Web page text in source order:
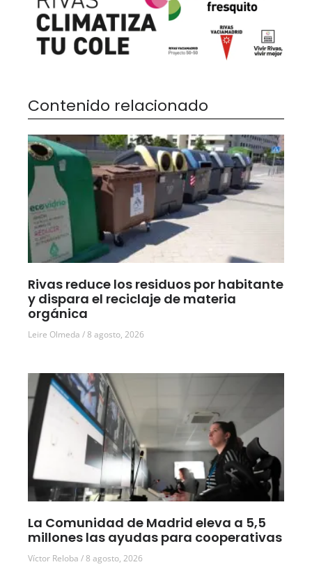
Contenido relacionado
Rivas reduce los residuos por habitante
y dispara el reciclaje de materia
orgánica
Leire Olmeda 8 agosto, 2026
La Comunidad de Madrid eleva a 5,5
millones las ayudas para cooperativas
Víctor Reloba 8 agosto, 2026